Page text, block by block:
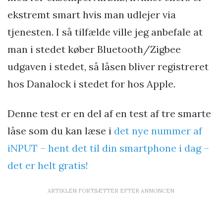
ekstremt smart hvis man udlejer via
tjenesten. I så tilfælde ville jeg anbefale at
man i stedet køber Bluetooth/Zigbee
udgaven i stedet, så låsen bliver registreret
hos Danalock i stedet for hos Apple.
Denne test er en del af en test af tre smarte
låse som du kan læse i det nye nummer af
iNPUT – hent det til din smartphone i dag –
det er helt gratis!
ARTIKLEN FORTSÆTTER EFTER ANNONCEN